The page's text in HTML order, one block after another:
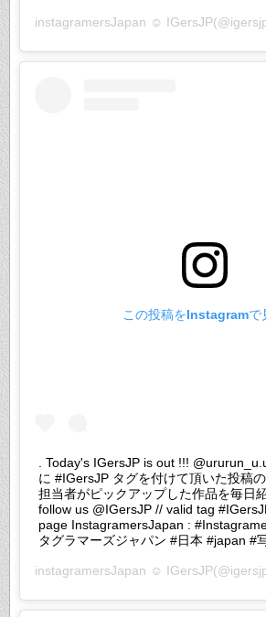
instagramersJapan ☺︎ IGersJP(@igersjp)
この投稿をInstagramで
. Today's IGersJP is out !!!
に #IGersJP タグを付けて頂いた投稿
担当者がピックアップした作品を毎日
follow us @IGersJP // valid tag
page InstagramersJapan :
タグラマーズジャパン #日本 #japan #
instagramersJapan ☺︎ IGersJP(@igersjp)